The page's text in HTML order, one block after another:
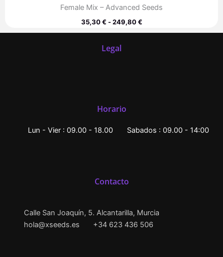
Female Mix – Advanced Seeds
35,30€ - 249,80€
Legal
Horario
Lun - Vier : 09.00 - 18.00 Sabados : 09.00 - 14:00
Contacto
Calle San Joaquín, 5. Alcantarilla, Murcia
hola@xseeds.es
+34 623 436 506